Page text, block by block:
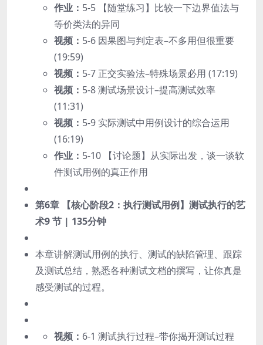
作业： 5-5 【随堂练习】比较一下边界值法与
等价类法的异同
视频： 5-6 因果图与判定表–不多用但很重要
(19:59)
视频： 5-7 正交实验法–特殊场景必用 (17:19)
视频： 5-8 测试场景设计–提高测试效率
(11:31)
视频： 5-9 实际测试中用例设计的综合运用
(16:19)
作业： 5-10 【讨论题】从实际出发，谈一谈软
件测试用例的真正作用
第6章 【核心阶段2：执行测试用例】测试执行的艺
术9 节 | 135分钟
本章讲解测试用例的执行、测试的缺陷管理、跟踪
及测试总结，熟悉各种测试文档的撰写，让你真是
感受测试的过程。
视频： 6-1 测试执行过程–带你揭开测试过程